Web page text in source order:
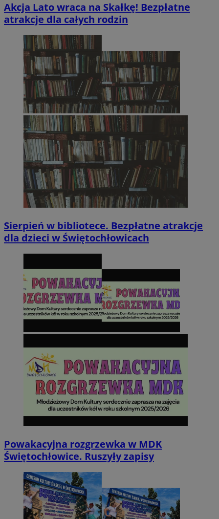
Akcja Lato wraca na Skałkę! Bezpłatne
atrakcje dla całych rodzin
Sierpień w bibliotece. Bezpłatne atrakcje
dla dzieci w Świętochłowicach
Powakacyjna rozgrzewka w MDK
Świętochłowice. Ruszyły zapisy